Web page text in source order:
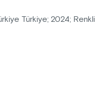
Türkiye; 2024; Renkli